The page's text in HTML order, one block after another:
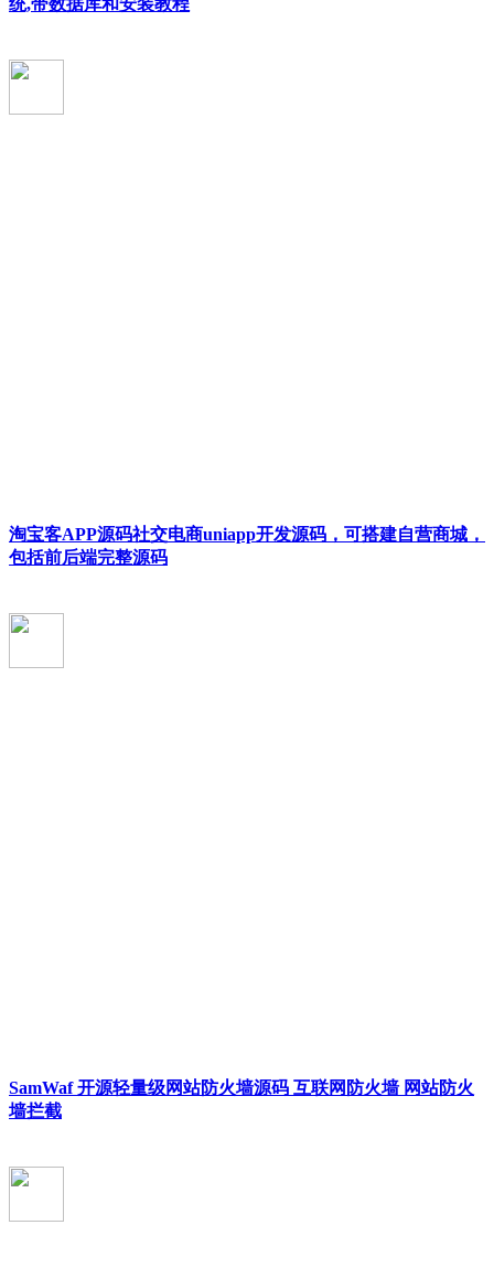
淘宝客APP源码社交电商uniapp开发源码，可搭建自营商城，
包括前后端完整源码
SamWaf 开源轻量级网站防火墙源码 互联网防火墙 网站防火
墙拦截